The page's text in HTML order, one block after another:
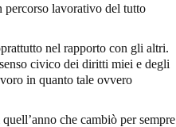
percorso lavorativo del tutto
nel rapporto con gli altri.
civico dei diritti miei e degli
in quanto tale ovvero
che cambiò per sempre